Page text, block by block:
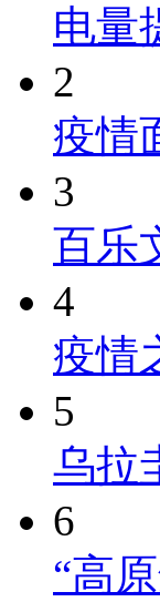
电量
2
疫情
3
百乐
4
疫情
5
乌拉
6
“高